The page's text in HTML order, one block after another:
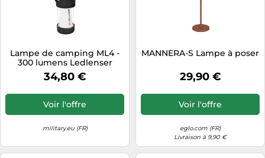
Lampe de camping ML4 -
300 lumens Ledlenser
34,80 €
Voir l'offre
military.eu (FR)
MANNERA-S Lampe à poser
29,90 €
Voir l'offre
eglo.com (FR)
Livraison à 9,90 €